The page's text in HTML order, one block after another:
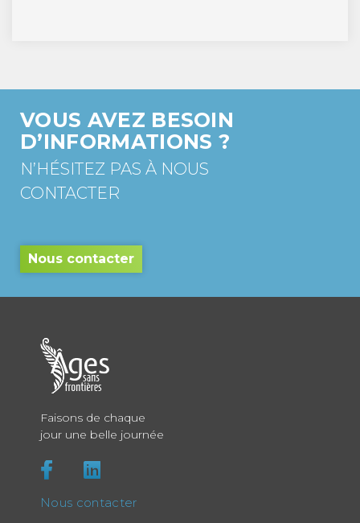
VOUS AVEZ BESOIN
D’INFORMATIONS ?
N’HÉSITEZ PAS À NOUS
CONTACTER
Nous contacter
Faisons de chaque
jour une belle journée
Nous contacter